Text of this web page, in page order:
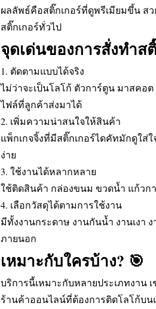
ผลลัพธ์คือสติ๊กเกอร์ที่ดูพรีเมียมขึ้น ส
สติ๊กเกอร์ทั่วไป
จุดเด่นของการสั่งทำส
1. ตัดตามแบบได้จริง
ไม่ว่าจะเป็นโลโก้ ตัวการ์ตูน มาสคอ
ไฟล์ที่ลูกค้าส่งมาได้
2. เพิ่มความน่าสนใจให้สินค้า
แพ็กเกจจิ้งที่มีสติ๊กเกอร์ไดคัทมักดูใส่
ง่าย
3. ใช้งานได้หลากหลาย
ใช้ติดสินค้า กล่องขนม ขวดน้ำ แก้วก
4. เลือกวัสดุได้ตามการใช้งาน
มีทั้งงานกระดาษ งานกันน้ำ งานเงา
ภายนอก
เหมาะกับใครบ้าง? 🎯
บริการนี้เหมาะกับหลายประเภทงาน
ร้านค้าออนไลน์ที่ต้องการติดโลโก้บน